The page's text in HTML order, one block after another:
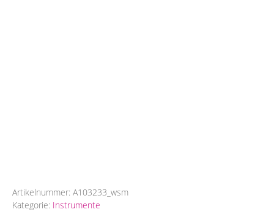
Artikelnummer: A103233_wsm
Kategorie: Instrumente